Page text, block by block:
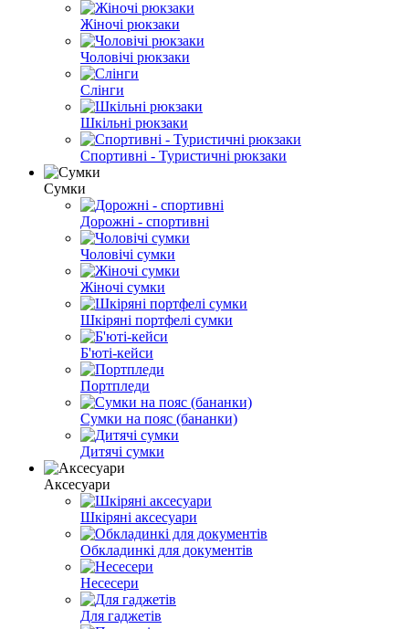
Жіночі рюкзаки
Чоловічі рюкзаки
Слінги
Шкільні рюкзаки
Спортивні - Туристичні рюкзаки
Сумки
Дорожні - спортивні
Чоловічі сумки
Жіночі сумки
Шкіряні портфелі сумки
Б'юті-кейси
Портпледи
Сумки на пояс (бананки)
Дитячі сумки
Аксесуари
Шкіряні аксесуари
Обкладинкі для документів
Несесери
Для гаджетів